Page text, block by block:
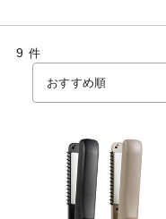
9 件
おすすめ順